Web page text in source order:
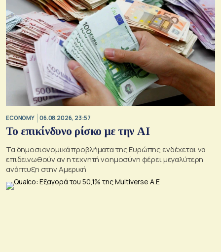
ECONOMY 06.08.2026, 23:57
Το επικίνδυνο ρίσκο με την ΑΙ
Τα δημοσιονομικά προβλήματα της Ευρώπης ενδέχεται να
επιδεινωθούν αν η τεχνητή νοημοσύνη φέρει μεγαλύτερη
ανάπτυξη στην Αμερική